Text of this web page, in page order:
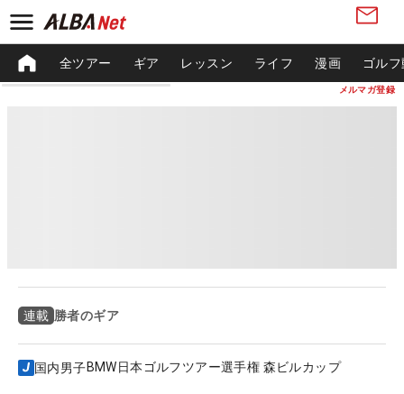
メルマガ登録
全ツアー ギア レッスン ライフ 漫画 ゴル
連載 勝者のギア
国内男子BMW日本ゴルフツアー選手権 森ビルカップ